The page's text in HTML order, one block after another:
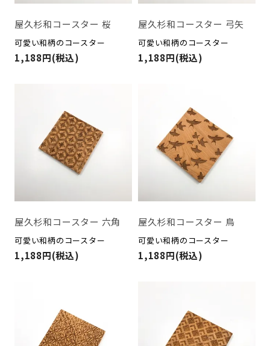
屋久杉和コースター 桜
可愛い和柄のコースター
1,188円(税込)
屋久杉和コースター 弓矢
可愛い和柄のコースター
1,188円(税込)
屋久杉和コースター 六角
可愛い和柄のコースター
1,188円(税込)
屋久杉和コースター 鳥
可愛い和柄のコースター
1,188円(税込)